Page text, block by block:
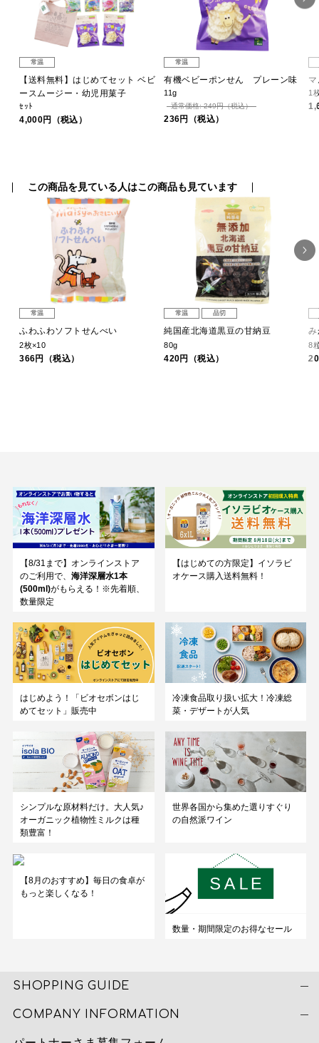
常温
【送料無料】はじめてセット ベビ
ースムージー・幼児用菓子
ｾｯﾄ
4,000円（税込）
常温
有機ベビーポンせん プレーン味
11g
通常価格: 249円（税込）
236円（税込）
1
この商品を見ている人はこの商品も見ています
常温
ふわふわソフトせんべい
2枚×10
366円（税込）
常温 品切
純国産北海道黒豆の甘納豆
80g
420円（税込）
8
【8/31まで】オンラインストア
のご利用で、 海洋深層水1本
(500ml)がもらえる！※先着順、
数量限定
【はじめての方限定】イソラビ
オケース購入送料無料！
はじめよう！「ビオセボンはじ
めてセット」販売中
冷凍食品取り扱い拡大！冷凍総
菜・デザートが人気
シンプルな原材料だけ。大人気♪
オーガニック植物性ミルクは種
類豊富！
世界各国から集めた選りすぐり
の自然派ワイン
【8月のおすすめ】毎日の食卓が
もっと楽しくなる！
数量・期間限定のお得なセール
SHOPPING GUIDE
COMPANY INFORMATION